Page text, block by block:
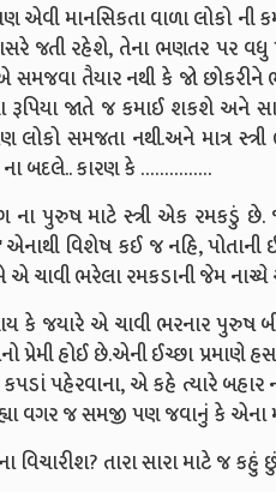
એવી માનસિકતા વાળા લોકો
જતી રહેશે, તેના ભણતર પર વધુ
સમજવા તૈયાર નથી કે જો
રૂપિયા જાતે જ કમાઈ શકશે અને
સમજતા નથી.અને માત્ર
ના બદલે.. કારણ કે ……………
પુરુષ માટે સ્ત્રી એક રમકડું
વિશેષ કઈ જ નહિ, પોતાની
ચાવી ભરેલા રમકડાની જેમ નાચ્યે
કે જયારે એ ચાવી ભરનાર પુરુષ
પ્રેમી હોઈ છે.એની ઈચ્છા પ્રમાણે
પહેરવાના, એ કહે ત્યારે
વગર જ સમજી પણ જવાનું કે
વિચારીશ? તારા સારા માટે જ કહું